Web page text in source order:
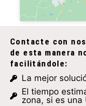
Contacte con
de esta manera
facilitándole:
La mejor
El tiempo
zona, si es una